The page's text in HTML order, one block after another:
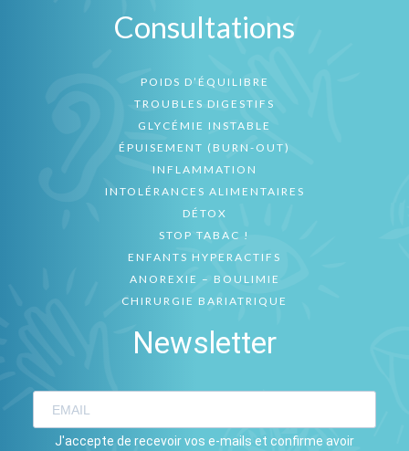
Consultations
POIDS D’ÉQUILIBRE
TROUBLES DIGESTIFS
GLYCÉMIE INSTABLE
ÉPUISEMENT (BURN-OUT)
INFLAMMATION
INTOLÉRANCES ALIMENTAIRES
DÉTOX
STOP TABAC !
ENFANTS HYPERACTIFS
ANOREXIE – BOULIMIE
CHIRURGIE BARIATRIQUE
Newsletter
J'accepte de recevoir vos e-mails et confirme avoir